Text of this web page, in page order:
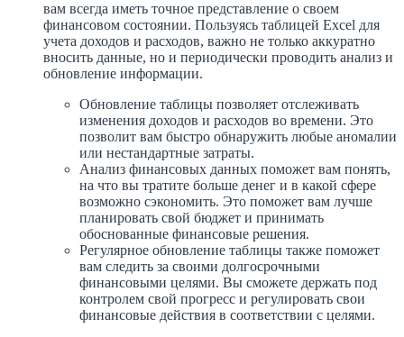
вам всегда иметь точное представление о своем
финансовом состоянии. Пользуясь таблицей Excel для
учета доходов и расходов, важно не только аккуратно
вносить данные, но и периодически проводить анализ и
обновление информации.
Обновление таблицы позволяет отслеживать
изменения доходов и расходов во времени. Это
позволит вам быстро обнаружить любые аномалии
или нестандартные затраты.
Анализ финансовых данных поможет вам понять,
на что вы тратите больше денег и в какой сфере
возможно сэкономить. Это поможет вам лучше
планировать свой бюджет и принимать
обоснованные финансовые решения.
Регулярное обновление таблицы также поможет
вам следить за своими долгосрочными
финансовыми целями. Вы сможете держать под
контролем свой прогресс и регулировать свои
финансовые действия в соответствии с целями.